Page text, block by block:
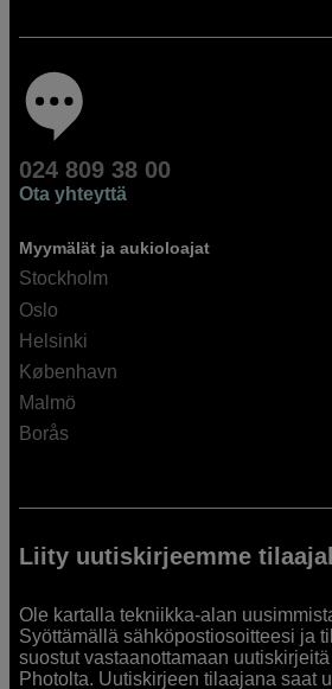
024 809 38 00
Ota yhteyttä
Myymälät ja aukioloajat
Stockholm
Oslo
Helsinki
København
Malmö
Borås
Liity uutiskirjeemme
Ole kartalla tekniikka-alan
Syöttämällä sähköpostiosoitteesi ja
suostut vastaanottamaan
Photolta. Uutiskirjeen tilaajana saat